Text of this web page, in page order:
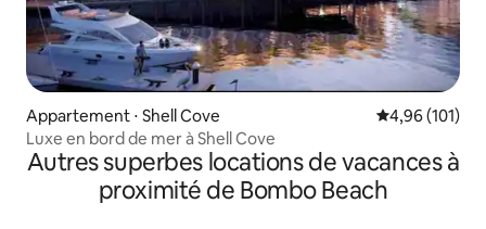
Appartement ⋅ Shell Cove Évaluation
4,96 (101)
Luxe en bord de mer à Shell Cove
Autres superbes locations de vacances à
proximité de Bombo Beach